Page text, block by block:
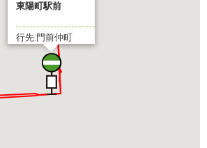
東陽町駅前
行先:門前仲町